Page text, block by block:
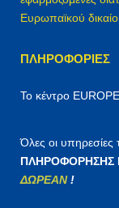
Ευρωπαϊκού
ΠΛΗΡΟΦΟΡΊΕΣ
Το κέντρο
Όλες οι υπηρεσίες
ΠΛΗΡΟΦΟΡΗΣΗΣ
ΔΩΡΕΑΝ!